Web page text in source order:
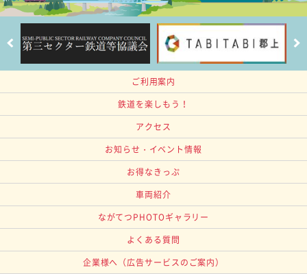
ご利用案内
鉄道を楽しもう！
アクセス
お知らせ・イベント情報
お得なきっぷ
車両紹介
ながてつPHOTOギャラリー
よくある質問
企業様へ （広告サービスのご案内）